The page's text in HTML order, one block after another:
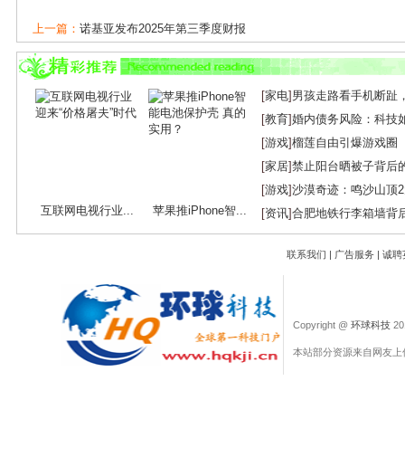
上一篇： 诺基亚发布2025年第三季度财报
下一篇：东数西算战略下，G.654.E光纤技术...
互联网电视行业... 苹果推iPhone智...
[家电] 男孩走路看手机断趾
[教育]婚内债务风险：科技
[游戏]榴莲自由引爆游戏圈
[家居]禁止阳台晒被子背后
[游戏]沙漠奇迹：鸣沙山顶
[资讯]合肥地铁行李箱墙背
联系我们 | 广告服务 | 诚聘
Copyright @ 环球科技
本站部分资源来自网友